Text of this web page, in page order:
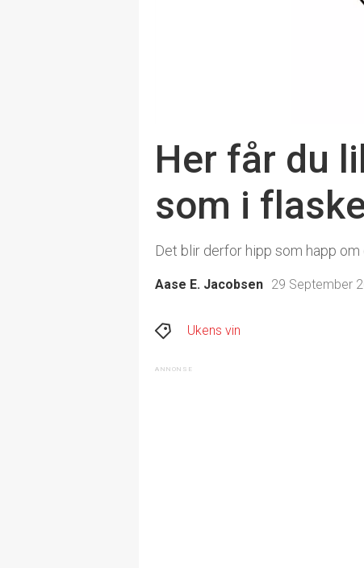
Her får du
som i
Det blir derfor hipp som happ
Aase E. Jacobsen 29 September
Ukens vin